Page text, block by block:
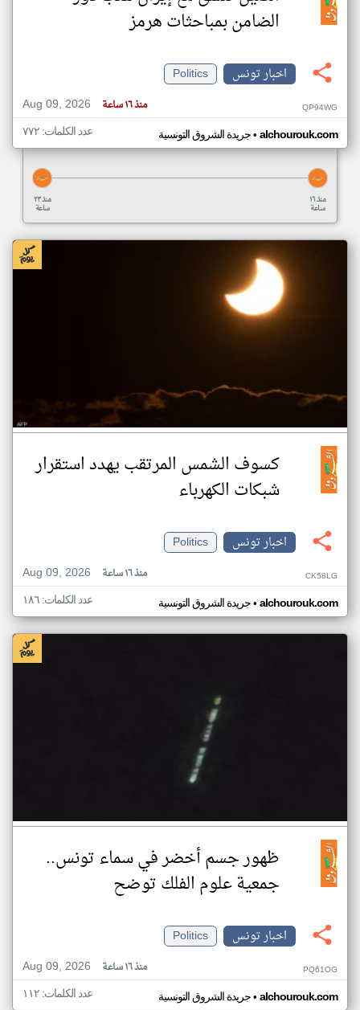
الضامن بمباحثات هرمز
اخبار تونس
Politics
Aug 09, 2026
منذ ١٦ ساعة QP94WG
جريدة الشروق التونسية• alchourouk.com عدد الكلمات: ٧٧٢
منذ ٢٣
ساعة
منذ ١٦
ساعة
كسوف الشمس المرتقب يهدد استقرار
شبكات الكهرباء
اخبار تونس
Politics
Aug 09, 2026
منذ ١٦ ساعة CK58LG
جريدة الشروق التونسية• alchourouk.com عدد الكلمات: ١٨٦
ظهور جسم أخضر في سماء تونس..
جمعية علوم الفلك توضح
اخبار تونس
Politics
Aug 09, 2026
منذ ١٦ ساعة PQ61OG
جريدة الشروق التونسية• alchourouk.com عدد الكلمات: ١١٢